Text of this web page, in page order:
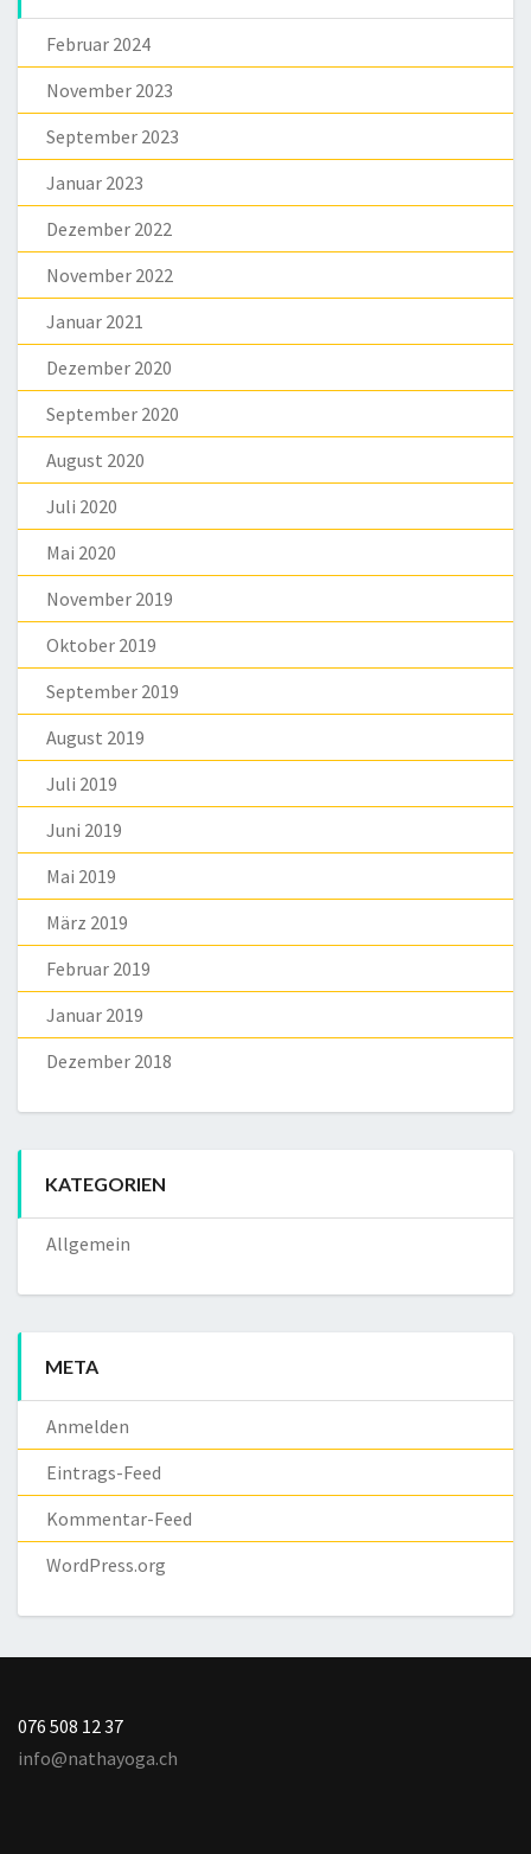
Februar 2024
November 2023
September 2023
Januar 2023
Dezember 2022
November 2022
Januar 2021
Dezember 2020
September 2020
August 2020
Juli 2020
Mai 2020
November 2019
Oktober 2019
September 2019
August 2019
Juli 2019
Juni 2019
Mai 2019
März 2019
Februar 2019
Januar 2019
Dezember 2018
KATEGORIEN
Allgemein
META
Anmelden
Eintrags-Feed
Kommentar-Feed
WordPress.org
076 508 12 37
info@nathayoga.ch